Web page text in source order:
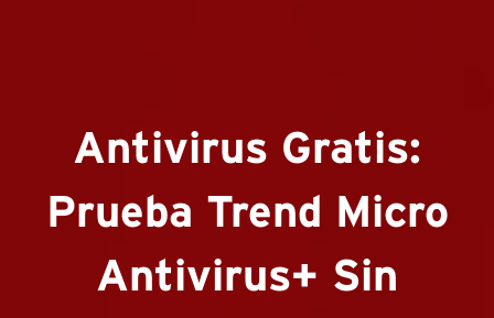
Antivirus Gratis:
Prueba Trend Micro
Antivirus+ Sin